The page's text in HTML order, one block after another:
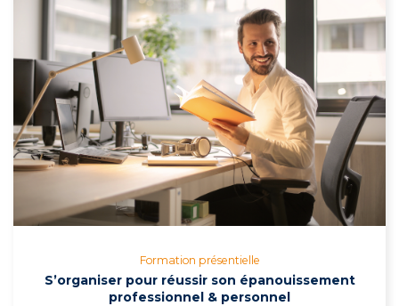
Formation présentielle
S’organiser pour réussir son épanouissement
professionnel & personnel